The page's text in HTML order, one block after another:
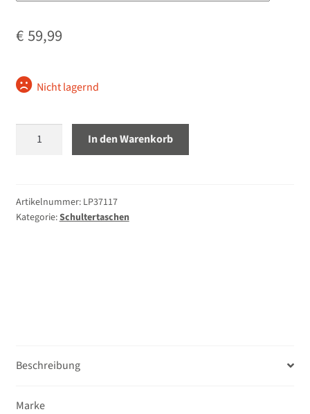
Stative
€ 59,99
Nicht lagernd
Lowepro
II
schwarz
In den Warenkorb
Artikelnummer: LP37117
Kategorie:Schultertaschen
Beschreibung
Marke